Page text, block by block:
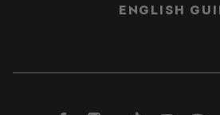
ENGLISH